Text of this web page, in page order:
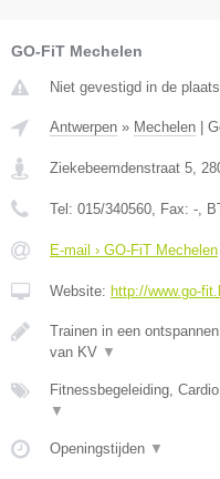
GO-FiT Mechelen
Niet gevestigd in de
Antwerpen » Mechelen |
Ziekebeemdenstraat 5
Tel: 015/340560 , Fax: - ,
E-mail › GO-FiT Mechelen
Website: http://www.go-
Trainen in een
van KV ▼
Fitnessbegeleiding,
▼
Openingstijden ▼